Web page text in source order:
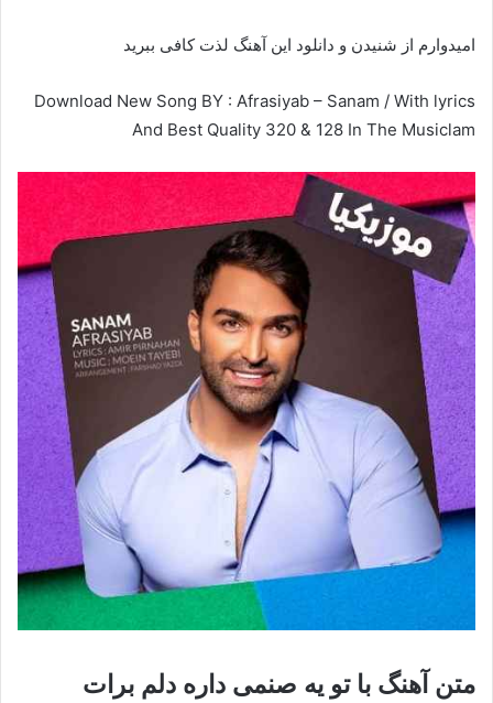
امیدوارم از شنیدن و دانلود این آهنگ لذت کافی ببرید
Download New Song BY : Afrasiyab – Sanam / With lyrics
And Best Quality 320 & 128 In The Musiclam
متن آهنگ با تو یه صنمی داره دلم برات